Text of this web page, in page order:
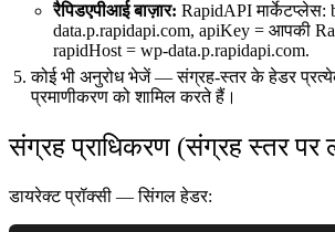
रैपिडएपीआई बाज़ार: RapidAPI मार्केटप्लेस:
data.p.rapidapi.com, apiKey = आपकी
rapidHost = wp-data.p.rapidapi.com.
कोई भी अनुरोध भेजें — संग्रह-स्तर के हेडर
प्रमाणीकरण को शामिल करते हैं।
संग्रह प्राधिकरण (संग्रह स्तर पर
डायरेक्ट प्रॉक्सी — सिंगल हेडर: